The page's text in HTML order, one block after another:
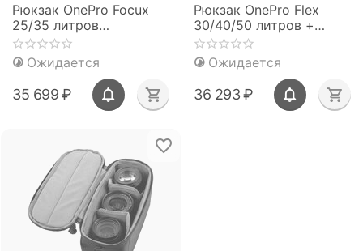
Рюкзак OnePro Focux
25/35 литров
(PGYTECH)
Ожидается
35 699 ₽
Рюкзак OnePro Flex
30/40/50 литров +
сумка-вставка
(PGYTECH)
Ожидается
36 293₽